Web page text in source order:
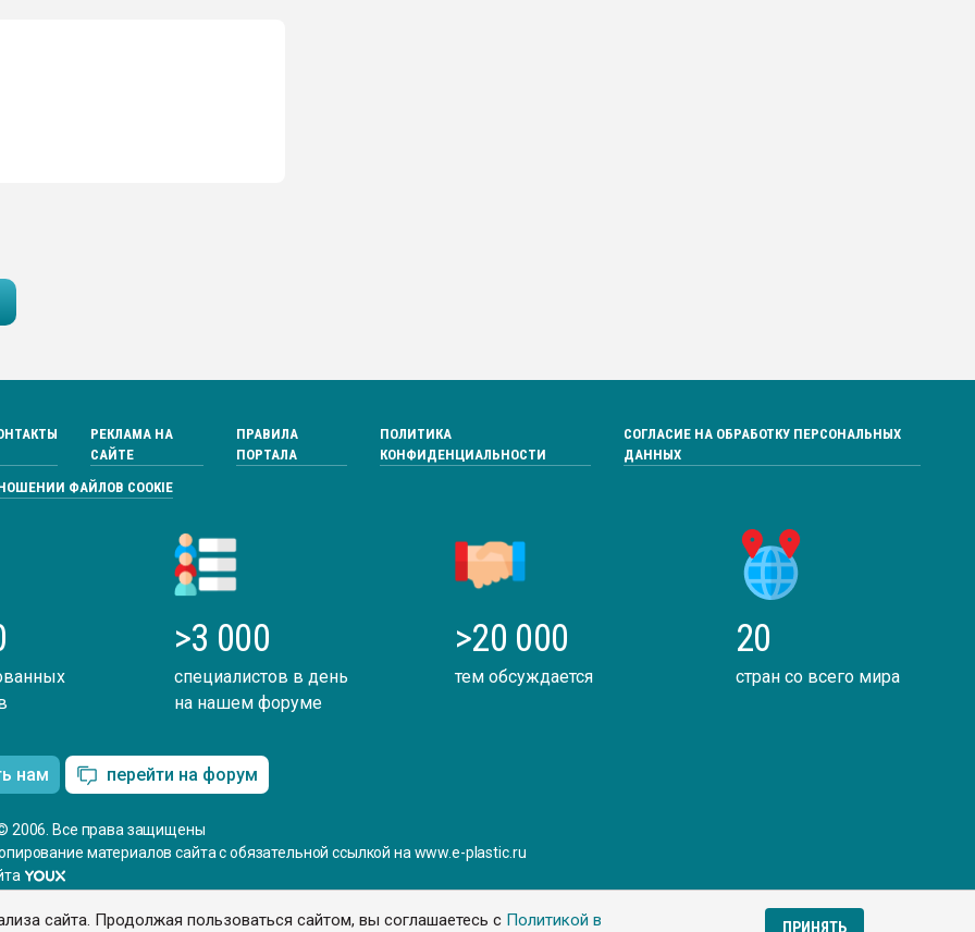
сайта. Продолжая пользоваться сайтом, вы соглашаетесь с Политикой в ПРИНЯТЬ
РЕКЛАМА НА
САЙТЕ
ПРАВИЛА
ПОРТАЛА
ПОЛИТИКА
КОНФИДЕНЦИАЛЬНОСТИ
СОГЛАСИЕ НА ОБРАБОТКУ ПЕРСОНАЛЬНЫХ
ДАННЫХ
ФАЙЛОВ COOKIE
>3 000
специалистов в день
на нашем форуме
>20 000
тем обсуждается
20
стран со всего мира
нам перейти на форум
2006. Все права защищены
материалов сайта с обязательной ссылкой на www.e-plastic.ru